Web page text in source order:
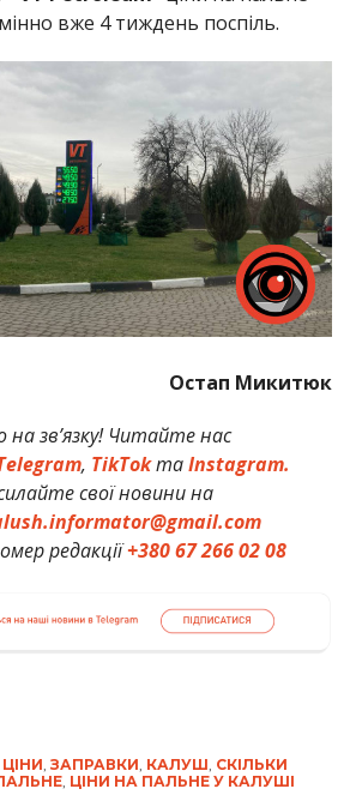
вже 4 тиждень поспіль.
Остап Микитюк
на зв’язку! Читайте нас
, TikTokтаInstagram.
свої новини на
редакції+380 67 266 02 08
, ЗАПРАВКИ, КАЛУШ, СКІЛЬКИ
, ЦІНИ НА ПАЛЬНЕ У КАЛУШІ